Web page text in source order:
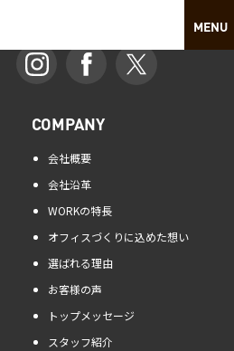
COMPANY
会社概要
会社沿革
WORKの特長
オフィスづくりに込めた想い
選ばれる理由
お客様の声
トップメッセージ
スタッフ紹介